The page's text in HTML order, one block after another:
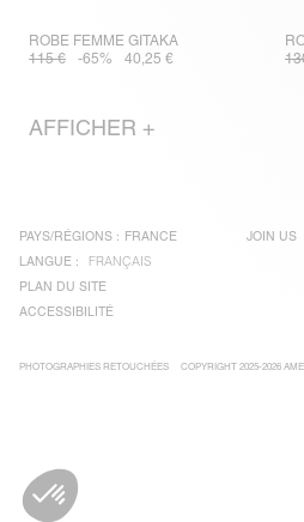
ROBE FEMME GITAKA
115 €
-65% 40,25 €
AFFICHER +
PAYS/RÉGIONS : FRANCE
LANGUE :
FRANÇAIS
PLAN DU SITE
ACCESSIBILITÉ
JOIN US
PHOTOGRAPHIES RETOUCHÉES COPYRIGHT 2025-2026